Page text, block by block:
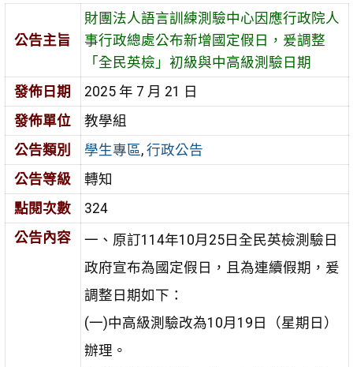
公告主旨
財團法人語言訓練測驗中心因應行政院人
事行政總處公布新增國定假日，爰調整
「全民英檢」初級與中高級測驗日期
發佈日期
2025 年 7 月 21 日
發佈單位
教學組
公告類別
學生專區, 行政公告
公告等級
轉知
點閱次數
324
公告內容
一、原訂114年10月25日全民英檢測驗日
政府宣布為國定假日，且為連續假期，爰
調整日期如下：
(一)中高級測驗改為10月19日（星期日）
辦理。